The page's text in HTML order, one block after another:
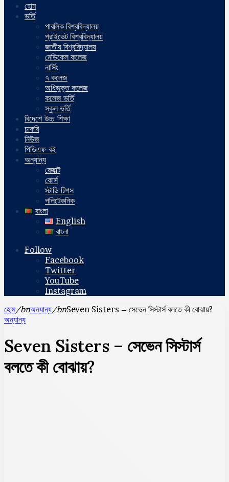
হোম
ভর্তি
পাবলিক বিশ্ববিদ্যালয়
প্রাইভেট বিশ্ববিদ্যালয়
জাতীয় বিশ্ববিদ্যালয়
মেডিকেল কলেজ
নার্সিং
৭ কলেজ
অধিভুক্ত কলেজ
কলেজ ভর্তি
স্কুল ভর্তি
বিদেশে উচ্চ শিক্ষা
চাকরি
নিউজ
পিডিএফ বই
অন্যান্য
রেজাল্ট
কোর্স
স্টাডি টিপস
পলিটেকনিক
বাংলা
English
বাংলা
Follow
Facebook
Twitter
YouTube
Instagram
হোম/bnঅন্যান্য/bnSeven Sisters – সেভেন সিস্টার্স বলতে কী বোঝায়?
অন্যান্য
Seven Sisters – সেভেন সিস্টার্স
বলতে কী বোঝায়?